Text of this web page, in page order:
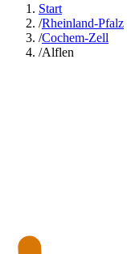
Start
/Rheinland-Pfalz
/Cochem-Zell
/Alflen